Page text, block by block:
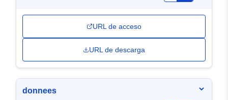
URL de acceso
URL de descarga
donnees